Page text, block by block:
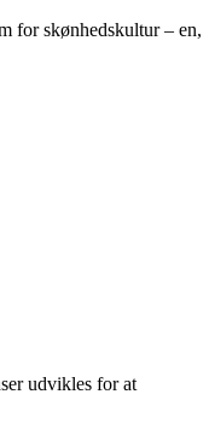
for skønhedskultur – en,
udvikles for at